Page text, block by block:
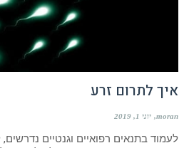
איך לתרום זרע
moran יוני 1, 2019
לעמוד בתנאים רפואיים וגנטיים